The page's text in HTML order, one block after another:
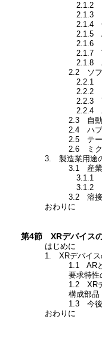
2.1.2
2.1.3
2.1.4
2.1.5
2.1.6
2.1.7
2.1.8
2.2 ソフ
2.2.1
2.2.2
2.2.3
2.2.4
2.3 自動
2.4 ハプ
2.5 テー
2.6 ミク
3. 製造業用途
3.1 産業
3.1.1
3.1.2
3.2 溶接
おわりに
第4節 XRデバイス
はじめに
1. XRデバイス
1.1 AR
要求特性
1.2 XR
構成部品
1.3 今後
おわりに